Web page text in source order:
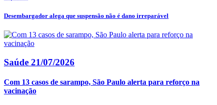
Desembargador alega que suspensão não é dano irreparável
Saúde 21/07/2026
Com 13 casos de sarampo, São Paulo alerta para reforço na
vacinação